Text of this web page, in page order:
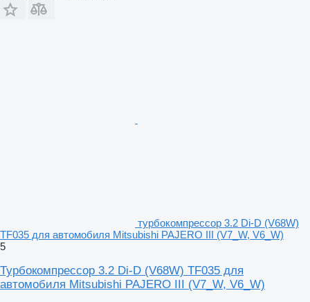
турбокомпрессор 3.2 Di-D (V68W)
TF035 для автомобиля Mitsubishi PAJERO III (V7_W, V6_W)
5
Турбокомпрессор 3.2 Di-D (V68W) TF035 для
автомобиля Mitsubishi PAJERO III (V7_W, V6_W)